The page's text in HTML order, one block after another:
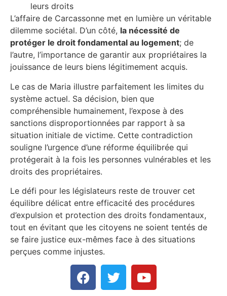
leurs droits
L’affaire de Carcassonne met en lumière un véritable
dilemme sociétal. D’un côté, la nécessité de
protéger le droit fondamental au logement; de
l’autre, l’importance de garantir aux propriétaires la
jouissance de leurs biens légitimement acquis.
Le cas de Maria illustre parfaitement les limites du
système actuel. Sa décision, bien que
compréhensible humainement, l’expose à des
sanctions disproportionnées par rapport à sa
situation initiale de victime. Cette contradiction
souligne l’urgence d’une réforme équilibrée qui
protégerait à la fois les personnes vulnérables et les
droits des propriétaires.
Le défi pour les législateurs reste de trouver cet
équilibre délicat entre efficacité des procédures
d’expulsion et protection des droits fondamentaux,
tout en évitant que les citoyens ne soient tentés de
se faire justice eux-mêmes face à des situations
perçues comme injustes.